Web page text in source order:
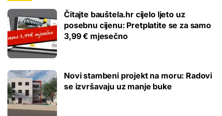
Čitajte bauštela.hr cijelo ljeto uz
posebnu cijenu: Pretplatite se za samo
3,99 € mjesečno
Novi stambeni projekt na moru: Radovi
se izvršavaju uz manje buke